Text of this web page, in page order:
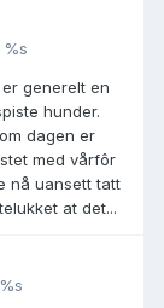
%s
generelt en
hunder.
dagen er
med vårfôr
nå uansett tatt
at det...